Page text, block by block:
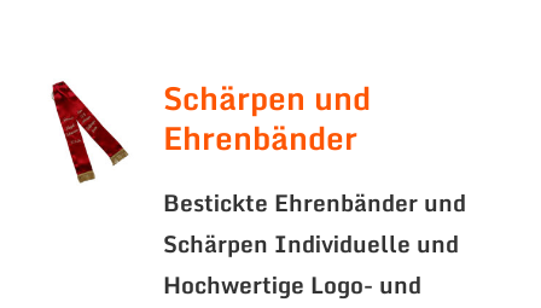
Schärpen und
Ehrenbänder
Bestickte Ehrenbänder und
Schärpen Individuelle und
Hochwertige Logo- und